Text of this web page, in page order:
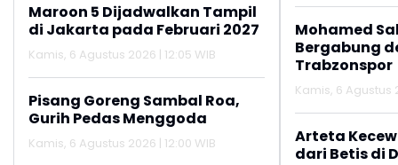
Maroon 5 Dijadwalkan Tampil
di Jakarta pada Februari 2027
Kamis, 6 Agustus 2026 | 12:05 WIB
Pisang Goreng Sambal Roa,
Gurih Pedas Menggoda
Kamis, 6 Agustus 2026 | 12:00 WIB
Mohamed
Bergabung
Trabzonspor
Kamis, 6 Agustus
Arteta
dari Betis di